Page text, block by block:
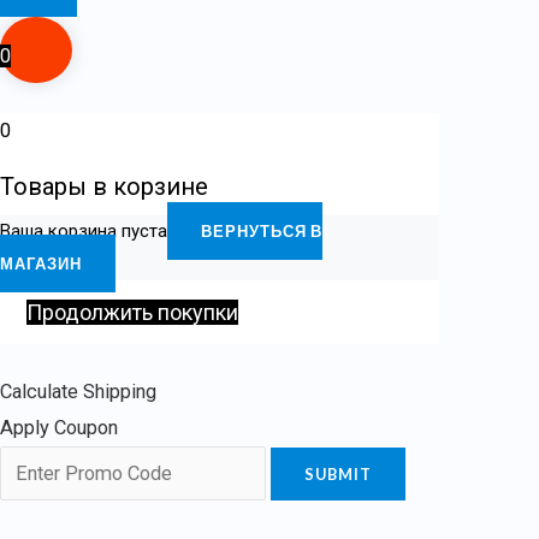
0
0
Товары в корзине
Ваша корзина пуста
ВЕРНУТЬСЯ В
МАГАЗИН
Продолжить покупки
Calculate Shipping
Apply Coupon
SUBMIT